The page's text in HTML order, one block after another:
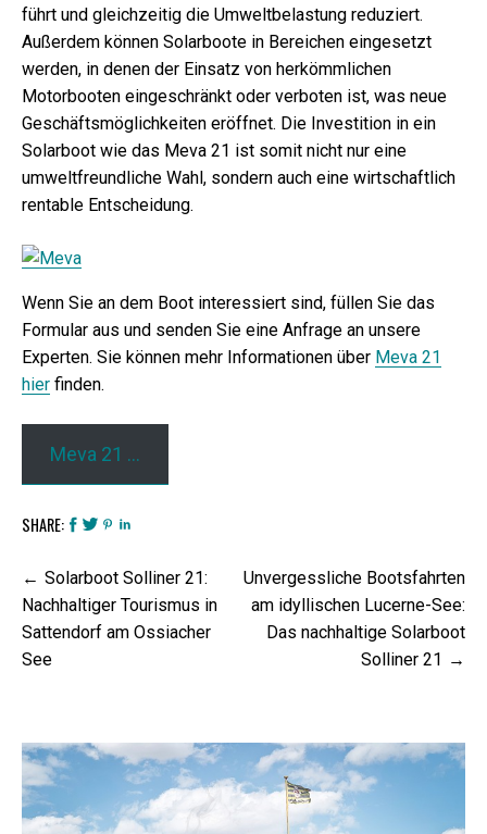
führt und gleichzeitig die Umweltbelastung reduziert.
Außerdem können Solarboote in Bereichen eingesetzt
werden, in denen der Einsatz von herkömmlichen
Motorbooten eingeschränkt oder verboten ist, was neue
Geschäftsmöglichkeiten eröffnet. Die Investition in ein
Solarboot wie das Meva 21 ist somit nicht nur eine
umweltfreundliche Wahl, sondern auch eine wirtschaftlich
rentable Entscheidung.
Wenn Sie an dem Boot interessiert sind, füllen Sie das
Formular aus und senden Sie eine Anfrage an unsere
Experten. Sie können mehr Informationen über Meva 21
hier finden.
Meva 21 …
SHARE:
Beitrags-
Navigation
Solarboot Solliner 21:
Nachhaltiger Tourismus in
Sattendorf am Ossiacher
See
Unvergessliche Bootsfahrten
am idyllischen Lucerne-See:
Das nachhaltige Solarboot
Solliner 21